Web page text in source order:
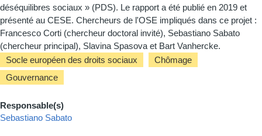
déséquilibres sociaux » (PDS). Le rapport a été publié en 2019 et
présenté au CESE. Chercheurs de l'OSE impliqués dans ce projet :
Francesco Corti (chercheur doctoral invité), Sebastiano Sabato
(chercheur principal), Slavina Spasova et Bart Vanhercke.
Socle européen des droits sociaux
Chômage
Gouvernance
Responsable(s)
Sebastiano Sabato